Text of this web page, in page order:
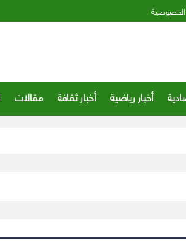
أخبار رياضية أخبار ثقافة مقالات